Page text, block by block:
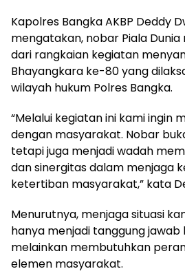
Kapolres Bangka AKBP Deddy
mengatakan, nobar Piala
dari rangkaian kegiatan
Bhayangkara ke-80 yang
wilayah hukum Polres Bangka.
“Melalui kegiatan ini kami ingin
dengan masyarakat. Nobar
tetapi juga menjadi wadah
dan sinergitas dalam menjaga
ketertiban masyarakat,” kata
Menurutnya, menjaga situasi
hanya menjadi tanggung jawab
melainkan membutuhkan
elemen masyarakat.